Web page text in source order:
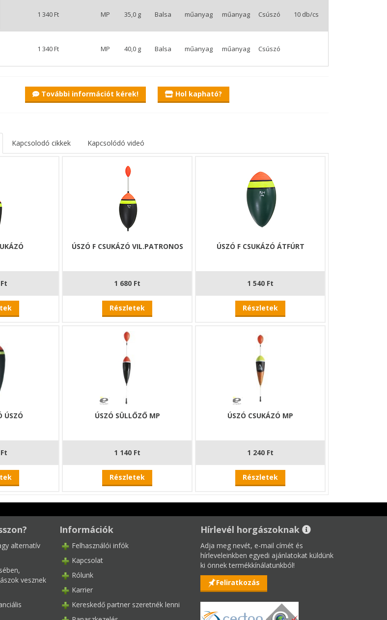
1 340 Ft MP 35,0 g Balsa műanyag műanyag Csúszó 10 db/cs
1 340 Ft MP 40,0 g Balsa műanyag műanyag Csúszó
További információt kérek! Hol kapható?
Kapcsolodó cikkek Kapcsolódó videó
ÚSZÓ F CSUKÁZÓ VIL.PATRONOS
1 680 Ft
Részletek
ÚSZÓ F CSUKÁZÓ ÁTFÚRT
1 540 Ft
Részletek
ÚSZÓ ÚSZÓ SÜLLŐZŐ MP
1 140 Ft
Részletek
ÚSZÓ CSUKÁZÓ MP
1 240 Ft
Részletek
alternatív
vesznek
Információk
Felhasználói infók
Kapcsolat
Rólunk
Karrier
Kereskedő partner szeretnék lenni
Hírlevél horgászoknak
Adja meg nevét, e-mail címét és
hírleveleinkben egyedi ajánlatokat küldünk
ki önnek termékkínálatunkból!
Feliratkozás